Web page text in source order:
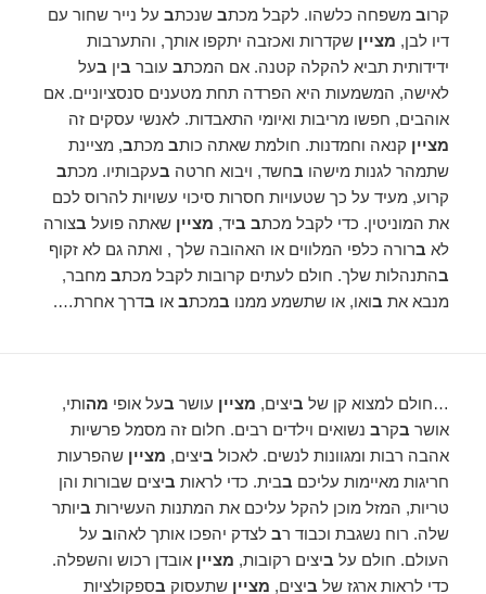
קרוב משפחה כלשהו. לקבל מכתב שנכתב על נייר שחור עם
דיו לבן, מציין שקדרות ואכזבה יתקפו אותך, והתערבות
ידידותית תביא להקלה קטנה. אם המכתב עובר בין בעל
לאישה, המשמעות היא הפרדה תחת מטענים סנסציוניים. אם
אוהבים, חפשו מריבות ואיומי התאבדות. לאנשי עסקים זה
מציין קנאה וחמדנות. חולמת שאתה כותב מכתב, מציינת
שתמהר לגנות מישהו בחשד, ויבוא חרטה בעקבותיו. מכתב
קרוע, מעיד על כך שטעויות חסרות סיכוי עשויות להרוס לכם
את המוניטין. כדי לקבל מכתב ביד, מציין שאתה פועל בצורה
לא ברורה כלפי המלווים או האהובה שלך , ואתה גם לא זקוף
בהתנהלות שלך. חולם לעתים קרובות לקבל מכתב מחבר,
מנבא את בואו, או שתשמע ממנו במכתב או בדרך אחרת….
…חולם למצוא קן של ביצים, מציין עושר בעל אופי מהותי,
אושר בקרב נשואים וילדים רבים. חלום זה מסמל פרשיות
אהבה רבות ומגוונות לנשים. לאכול ביצים, מציין שהפרעות
חריגות מאיימות עליכם בבית. כדי לראות ביצים שבורות והן
טריות, המזל מוכן להקל עליכם את המתנות העשירות ביותר
שלה. רוח נשגבת וכבוד רב לצדק יהפכו אותך לאהוב על
העולם. חולם על ביצים רקובות, מציין אובדן רכוש והשפלה.
כדי לראות ארגז של ביצים, מציין שתעסוק בספקולציות